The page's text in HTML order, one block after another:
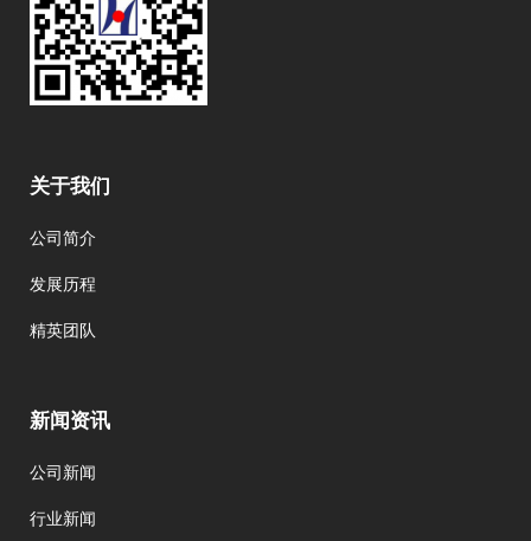
关于我们
公司简介
发展历程
精英团队
新闻资讯
公司新闻
行业新闻